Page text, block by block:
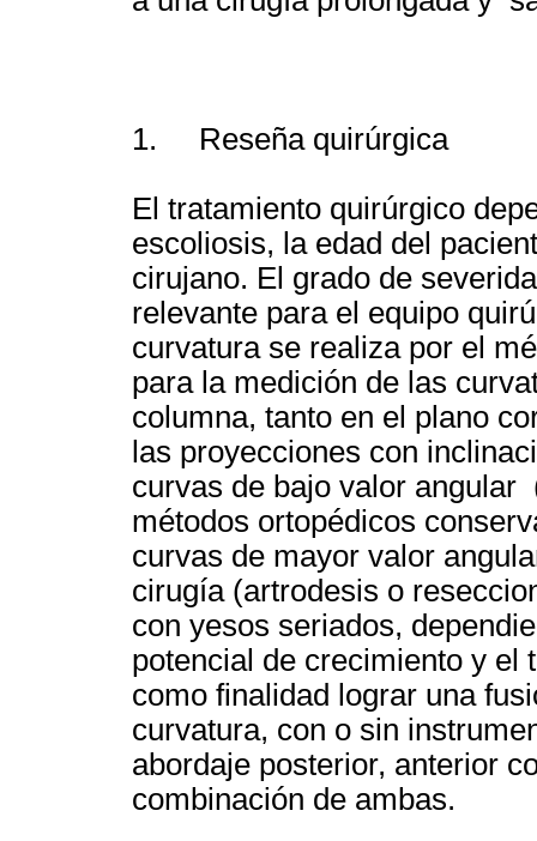
1. Reseña quirúrgica
El tratamiento quirúrgico
escoliosis, la edad del
cirujano. El grado de
relevante para el equipo
curvatura se realiza por el
para la medición de las
columna, tanto en el plano
las proyecciones con
curvas de bajo valor angular
métodos ortopédicos
curvas de mayor valor
cirugía (artrodesis o
con yesos seriados,
potencial de crecimiento y el
como finalidad lograr una
curvatura, con o sin
abordaje posterior, anterior
combinación de ambas.